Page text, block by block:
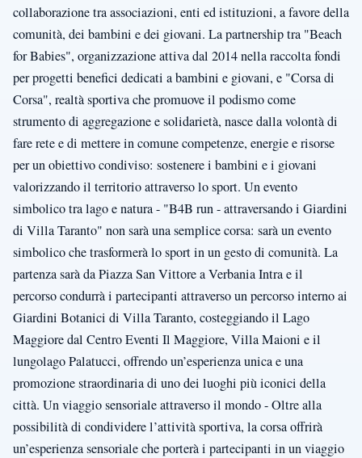
collaborazione tra associazioni, enti ed istituzioni, a favore della
comunità, dei bambini e dei giovani. La partnership tra "Beach
for Babies", organizzazione attiva dal 2014 nella raccolta fondi
per progetti benefici dedicati a bambini e giovani, e "Corsa di
Corsa", realtà sportiva che promuove il podismo come
strumento di aggregazione e solidarietà, nasce dalla volontà di
fare rete e di mettere in comune competenze, energie e risorse
per un obiettivo condiviso: sostenere i bambini e i giovani
valorizzando il territorio attraverso lo sport. Un evento
simbolico tra lago e natura - "B4B run - attraversando i Giardini
di Villa Taranto" non sarà una semplice corsa: sarà un evento
simbolico che trasformerà lo sport in un gesto di comunità. La
partenza sarà da Piazza San Vittore a Verbania Intra e il
percorso condurrà i partecipanti attraverso un percorso interno ai
Giardini Botanici di Villa Taranto, costeggiando il Lago
Maggiore dal Centro Eventi Il Maggiore, Villa Maioni e il
lungolago Palatucci, offrendo un’esperienza unica e una
promozione straordinaria di uno dei luoghi più iconici della
città. Un viaggio sensoriale attraverso il mondo - Oltre alla
possibilità di condividere l’attività sportiva, la corsa offrirà
un’esperienza sensoriale che porterà i partecipanti in un viaggio